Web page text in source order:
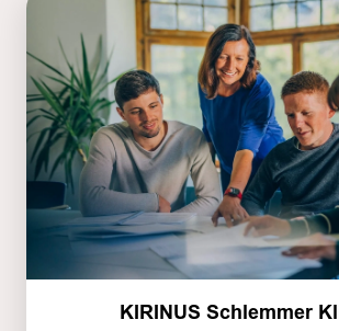
KIRINUS Schlemmer